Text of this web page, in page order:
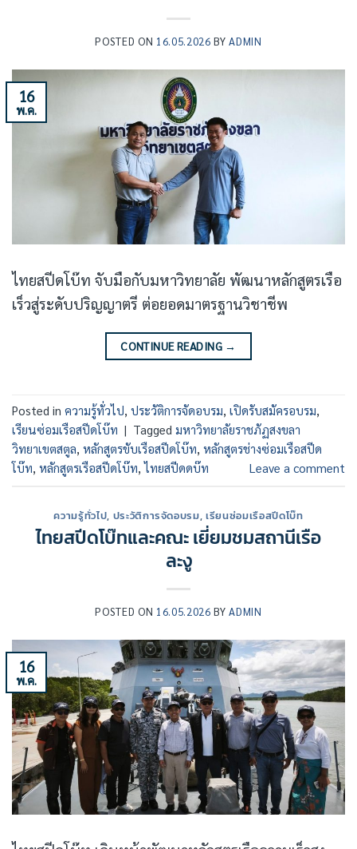
POSTED ON 16.05.2026 BYADMIN
16
พ.ค.
ไทยสปีดโบ๊ท จับมือกับมหาวิทยาลัย พัฒนาหลักสูตรเรือ
เร็วสู่ระดับปริญญาตรี ต่อยอดมาตรฐานวิชาชีพ
CONTINUE READING →
Posted in ความรู้ทั่วไป, ประวัติการจัดอบรม, เปิดรับสมัครอบรม,
เรียนซ่อมเรือสปีดโบ๊ท | Tagged มหาวิทยาลัยราชภัฏสงขลา
วิทยาเขตสตูล, หลักสูตรขับเรือสปีดโบ๊ท, หลักสูตรช่างซ่อมเรือสปีด
โบ๊ท, หลักสูตรเรือสปีดโบ๊ท,ไทยสปีดดบ๊ท Leave a comment
ความรู้ทั่วไป, ประวัติการจัดอบรม,เรียนซ่อมเรือสปีดโบ๊ท
ไทยสปีดโบ๊ทและคณะ เยี่ยมชมสถานีเรือ
ละงู
POSTED ON 16.05.2026 BYADMIN
16
พ.ค.